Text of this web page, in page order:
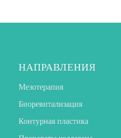
НАПРАВЛЕНИЯ
Мезотерапия
Биоревитализация
Контурная пластика